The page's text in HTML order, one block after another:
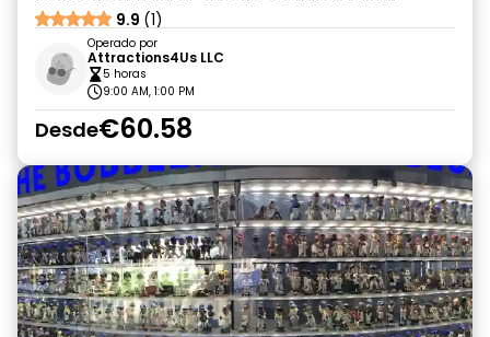
9.9 (1)
Operado por
Attractions4Us LLC
5 horas
9:00 AM, 1:00 PM
Desde€60.58